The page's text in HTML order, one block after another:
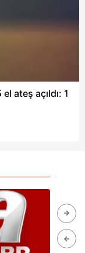
ateş açıldı: 1